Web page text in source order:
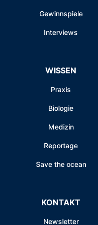
Gewinnspiele
Interviews
WISSEN
Praxis
Biologie
Medizin
Reportage
Save the ocean
KONTAKT
Newsletter